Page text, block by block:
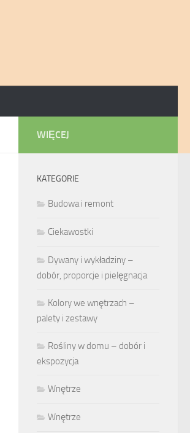
WIĘCEJ
KATEGORIE
Budowa i remont
Ciekawostki
Dywany i wykładziny –
dobór, proporcje i pielęgnacja
Kolory we wnętrzach –
palety i zestawy
Rośliny w domu – dobór i
ekspozycja
Wnętrze
Wnętrze